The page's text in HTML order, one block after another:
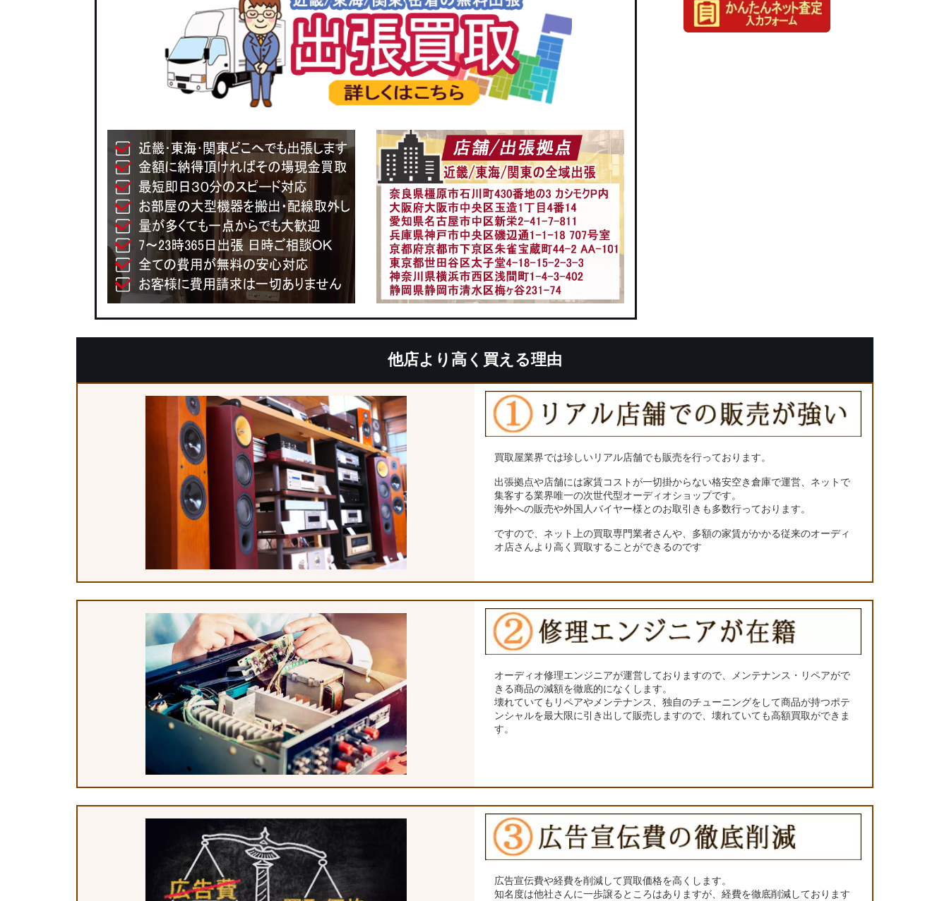
他店より高く買える理由
買取屋業界では珍しいリアル店舗でも販売を行っております。
出張拠点や店舗には家賃コストが一切掛からない格安空き倉庫で運営、ネットで
集客する業界唯一の次世代型オーディオショップです。
海外への販売や外国人バイヤー様とのお取引きも多数行っております。
ですので、ネット上の買取専門業者さんや、多額の家賃がかかる従来のオーディ
オ店さんより高く買取することができるのです
オーディオ修理エンジニアが運営しておりますので、メンテナンス・リペアがで
きる商品の減額を徹底的になくします。
壊れていてもリペアやメンテナンス、独自のチューニングをして商品が持つポテ
ンシャルを最大限に引き出して販売しますので、壊れていても高額買取ができま
す。
広告宣伝費や経費を削減して買取価格を高くします。
知名度は他社さんに一歩譲るところはありますが、経費を徹底削減しております